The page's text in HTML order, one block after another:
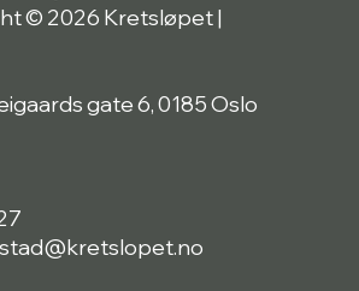
© 2026 Kretsløpet |
gate 6, 0185 Oslo